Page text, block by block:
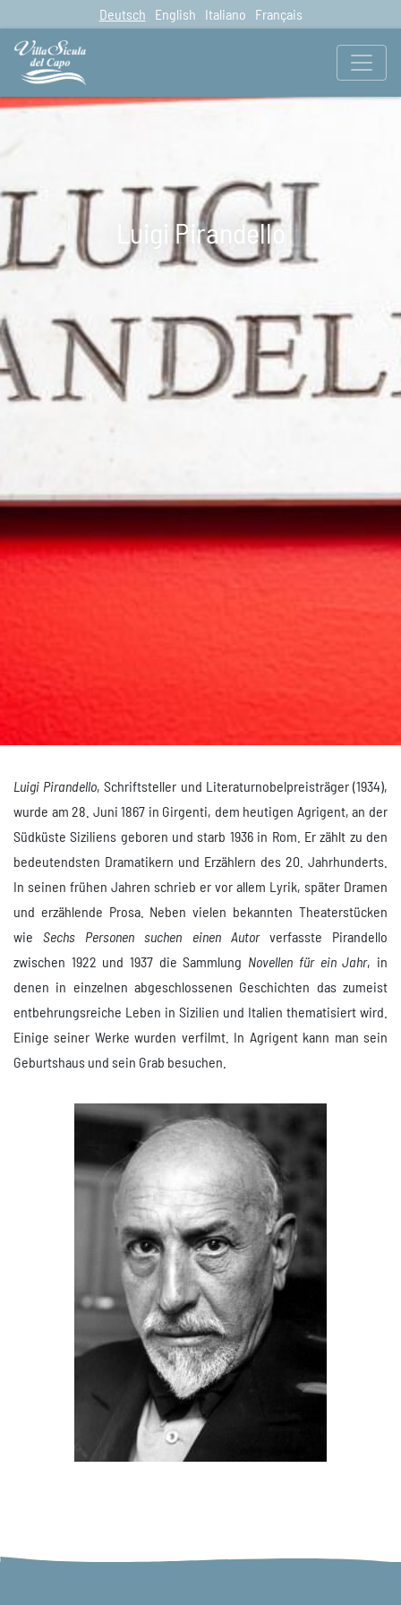
Deutsch English Italiano Français
Luigi Pirandello
Luigi Pirandello, Schriftsteller und Literaturnobelpreisträger (1934),
wurde am 28. Juni 1867 in Girgenti, dem heutigen Agrigent, an der
Südküste Siziliens geboren und starb 1936 in Rom. Er zählt zu den
bedeutendsten Dramatikern und Erzählern des 20. Jahrhunderts.
In seinen frühen Jahren schrieb er vor allem Lyrik, später Dramen
und erzählende Prosa. Neben vielen bekannten Theaterstücken
wieSechs Personen suchen einen Autorverfasste Pirandello
zwischen 1922 und 1937 die Sammlung Novellen für ein Jahr, in
denen in einzelnen abgeschlossenen Geschichten das zumeist
entbehrungsreiche Leben in Sizilien und Italien thematisiert wird.
Einige seiner Werke wurden verfilmt. In Agrigent kann man sein
Geburtshaus und sein Grab besuchen.